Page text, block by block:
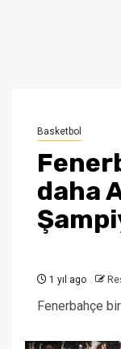
Basketbol
daha
1 yıl ago
Fenerbahçe